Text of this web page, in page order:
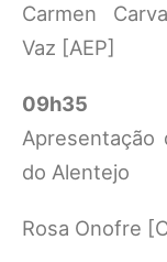
Carmen
Vaz [AEP]
09h35
Apresentação
do Alentejo
Rosa Onofre